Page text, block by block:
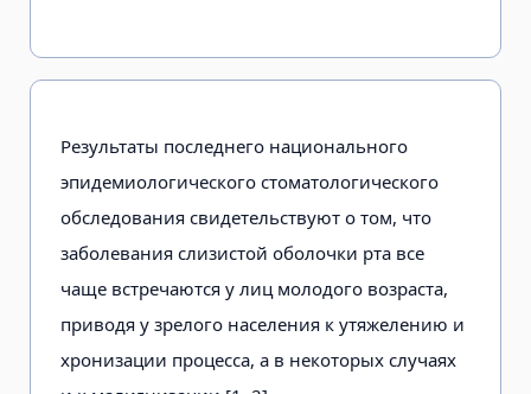
Результаты последнего национального
эпидемиологического стоматологического
обследования свидетельствуют о том, что
заболевания слизистой оболочки рта все
чаще встречаются у лиц молодого возраста,
приводя у зрелого населения к утяжелению и
хронизации процесса, а в некоторых случаях